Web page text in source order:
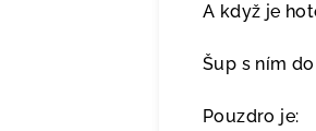
A když je
Šup s ním
Pouzdro je: